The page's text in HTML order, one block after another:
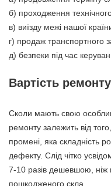
б) проходження
в) виїзду межі нашої
г) продаж транспортного
д) безпеки під час
Вартість
Сколи мають свою
ремонту залежить від
промені, яка складність
дефекту. Слід чітко
7-10 разів дешевшою, ніж
пошкодженого скла.